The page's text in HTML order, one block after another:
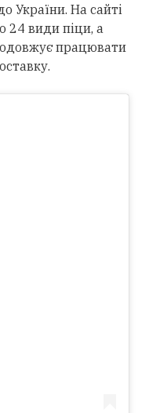
України. На сайті
24 види піци, а
працювати